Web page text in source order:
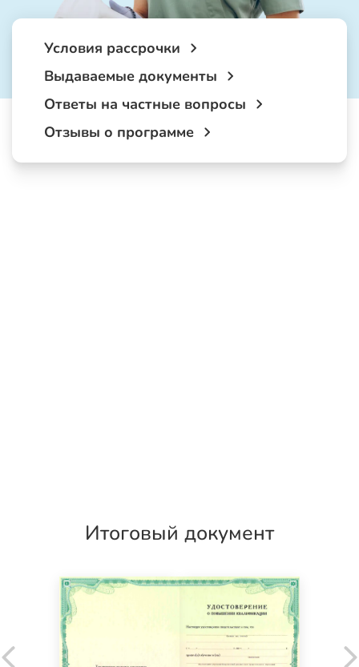
Условия рассрочки
Выдаваемые документы
Ответы на частные вопросы
Отзывы о программе
Итоговый документ